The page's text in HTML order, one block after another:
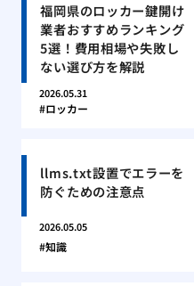
福岡県のロッカー鍵開け
業者おすすめランキング
5選！費用相場や失敗し
ない選び方を解説
2026.05.31
ロッカー
llms.txt設置でエラーを
防ぐための注意点
2026.05.05
知識